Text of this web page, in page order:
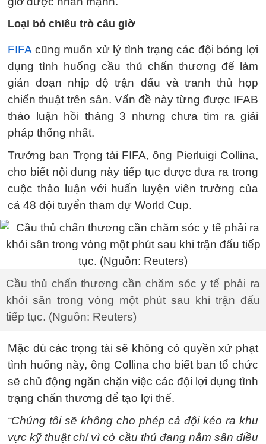
Loại bỏ chiêu trò câu giờ
FIFA cũng muốn xử lý tình trạng các đội bóng lợi
dụng tình huống cầu thủ chấn thương để làm
gián đoạn nhịp độ trận đấu và tranh thủ họp
chiến thuật trên sân. Vấn đề này từng được IFAB
thảo luận hồi tháng 3 nhưng chưa tìm ra giải
pháp thống nhất.
Trưởng ban Trọng tài FIFA, ông Pierluigi Collina,
cho biết nội dung này tiếp tục được đưa ra trong
cuộc thảo luận với huấn luyện viên trưởng của
cả 48 đội tuyển tham dự World Cup.
Cầu thủ chấn thương cần chăm sóc y tế phải ra
khỏi sân trong vòng một phút sau khi trận đấu
tiếp tục. (Nguồn: Reuters)
Mặc dù các trọng tài sẽ không có quyền xử phạt
tình huống này, ông Collina cho biết ban tổ chức
sẽ chủ động ngăn chặn việc các đội lợi dụng tình
trạng chấn thương để tạo lợi thế.
“Chúng tôi sẽ không cho phép cả đội kéo ra khu
vực kỹ thuật chỉ vì có cầu thủ đang nằm sân điều